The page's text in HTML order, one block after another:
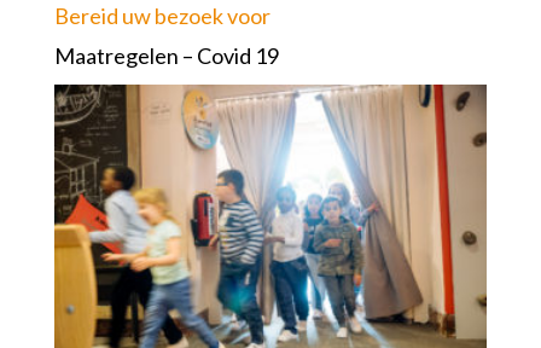
Bereid uw bezoek voor
Maatregelen – Covid 19